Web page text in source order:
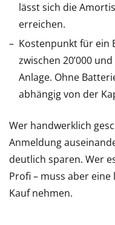
lässt sich die
erreichen.
Kostenpunkt für ein
zwischen 20’000
Anlage. Ohne
abhängig von der
Wer handwerklich
Anmeldung
deutlich sparen. Wer
Profi – muss aber
Kauf nehmen.